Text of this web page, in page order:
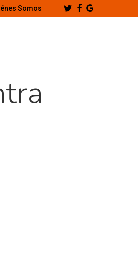
Somos TwitterFacebook
Google-
Plus